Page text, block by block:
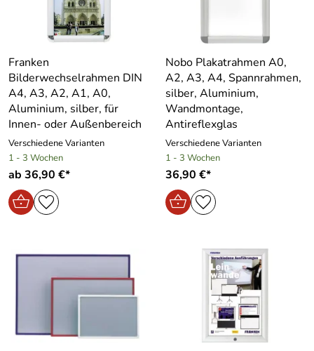
Franken
Bilderwechselrahmen DIN
A4, A3, A2, A1, A0,
Aluminium, silber, für
Innen- oder Außenbereich
Verschiedene Varianten
1 - 3 Wochen
ab 36,90 €*
Nobo Plakatrahmen A0,
A2, A3, A4, Spannrahmen,
silber, Aluminium,
Wandmontage,
Antireflexglas
Verschiedene Varianten
1 - 3 Wochen
36,90 €*